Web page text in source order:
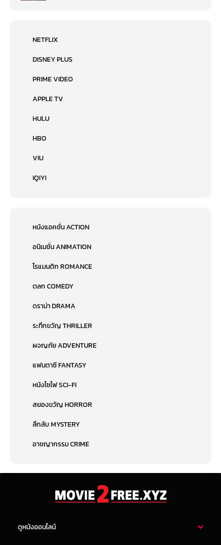
NETFLIX
DISNEY PLUS
PRIME VIDEO
APPLE TV
HULU
HBO
VIU
IQIYI
หนังแอคชั่น ACTION
อนิเมชั่น ANIMATION
โรแมนติก ROMANCE
ตลก COMEDY
ดราม่า DRAMA
ระทึกขวัญ THRILLER
ผจญภัย ADVENTURE
แฟนตาซี FANTASY
หนังไซไฟ SCI-FI
สยองขวัญ HORROR
ลึกลับ MYSTERY
อาชญากรรม CRIME
ดูหนังออนไลน์